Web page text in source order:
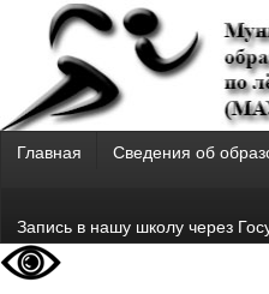
Главная Сведения об
Запись в нашу школу через